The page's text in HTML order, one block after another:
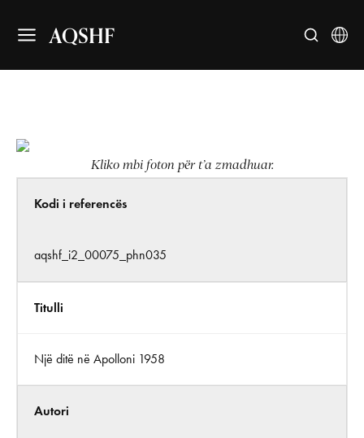
AQSHF
Kliko mbi foton për t’a zmadhuar.
Kodi i referencës
aqshf_i2_00075_phn035
Titulli
Një ditë në Apolloni 1958
Autori